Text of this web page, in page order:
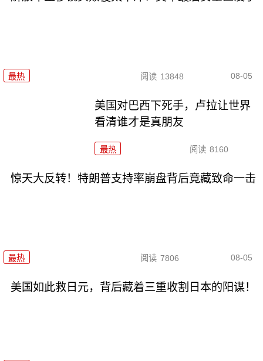
最热 阅读 13848 08-05
美国对巴西下死手，卢拉让世界
看清谁才是真朋友
最热 阅读 8160
惊天大反转！特朗普支持率崩盘背后竟藏致命一击
最热 阅读 7806 08-05
美国如此救日元，背后藏着三重收割日本的阳谋！